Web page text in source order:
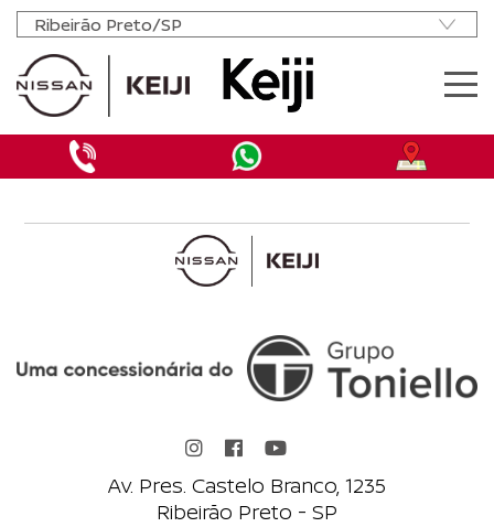
MODELOS
OFERTAS NOVOS
OFERTAS SEMINOVOS
MANUTENÇÃO
TRABALHE CONOSCO
Av. Pres. Castelo Branco, 1235
Ribeirão Preto - SP